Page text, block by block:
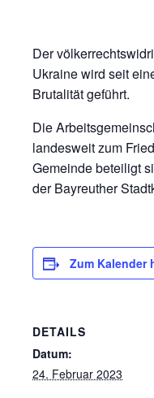
Der
Ukraine wird seit
Brutalität geführt.
Die
landesweit zum
Gemeinde beteiligt
der Bayreuther
Zum Kalender
DETAILS
Datum:
24. Februar 2023